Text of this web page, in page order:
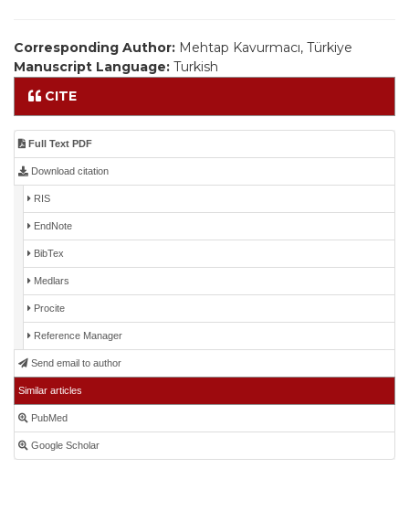
Corresponding Author: Mehtap Kavurmacı, Türkiye
Manuscript Language: Turkish
CITE
Full Text PDF
Download citation
RIS
EndNote
BibTex
Medlars
Procite
Reference Manager
Send email to author
Similar articles
PubMed
Google Scholar